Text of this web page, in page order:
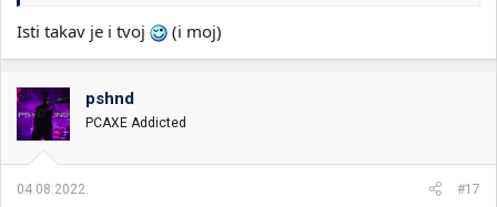
Isti takav je i tvoj (i moj)
pshnd
PCAXE Addicted
04.08.2022. #17